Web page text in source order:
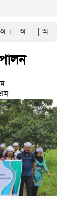
অ + অ - | অ